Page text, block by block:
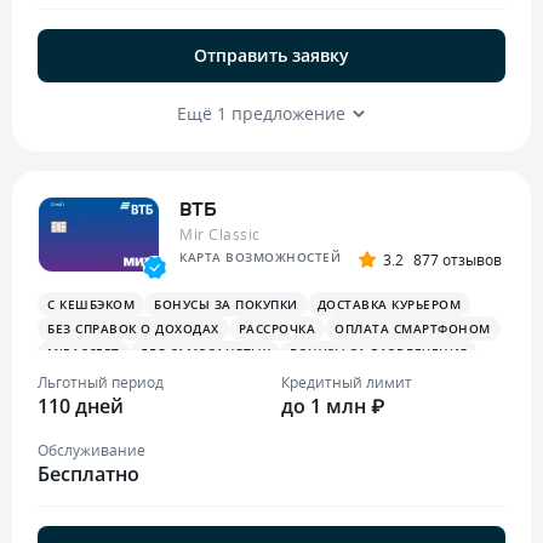
Отправить заявку
Ещё 1 предложение
ВТБ
Mir Classic
КАРТА ВОЗМОЖНОСТЕЙ 3.2 877 отзывов
С КЕШБЭКОМ БОНУСЫ ЗА ПОКУПКИ
ДОСТАВКА КУРЬЕРОМ
БЕЗ СПРАВОК О ДОХОДАХ
РАССРОЧКА
ОПЛАТА СМАРТФОНОМ
MIRACCEPT
ДЛЯ САМОЗАНЯТЫХ
БОНУСЫ ЗА РАЗВЛЕЧЕНИЯ
ПЛАТЕЖНЫЙ СТИКЕР
Льготный период
110 дней
Кредитный лимит
до 1 млн ₽
Обслуживание
Бесплатно